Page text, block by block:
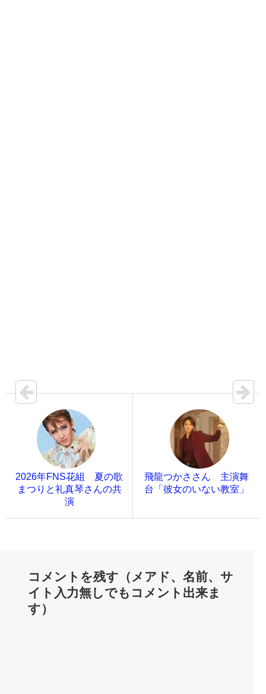
2026年FNS花組 夏の歌
まつりと礼真琴さんの共
演
飛龍つかささん 主演舞
台「彼女のいない教室」
コメントを残す（メアド、名前、サ
イト入力無しでもコメント出来ま
す）